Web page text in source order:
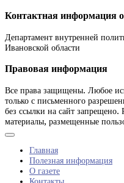
Контактная информация
Департамент внутренней
Ивановской области
Правовая информация
Все права защищены. Любое
только с письменного
без ссылки на сайт запрещено.
материалы, размещенные
Главная
Полезная информация
О газете
Контакты